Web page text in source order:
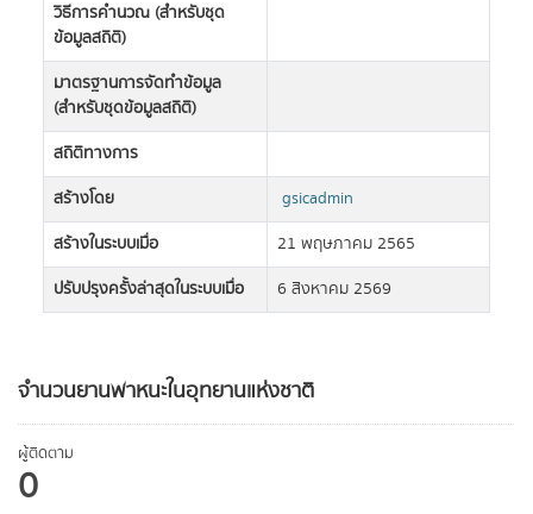
จำนวนยานพาหนะในอุทยานแห่งชาติ
ผู้ติดตาม
0
วิธีการคำนวณ (สำหรับชุด
ข้อมูลสถิติ)
มาตรฐานการจัดทำข้อมูล
(สำหรับชุดข้อมูลสถิติ)
สถิติทางการ
สร้างโดย
gsicadmin
สร้างในระบบเมื่อ
21 พฤษภาคม 2565
ปรับปรุงครั้งล่าสุดในระบบเมื่อ
6 สิงหาคม 2569